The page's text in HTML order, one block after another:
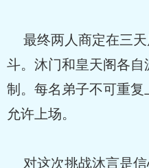
最终两人商定在三
斗。沐门和皇天阁各
制。每名弟子不可重
允许上场。
对这次挑战沐言是